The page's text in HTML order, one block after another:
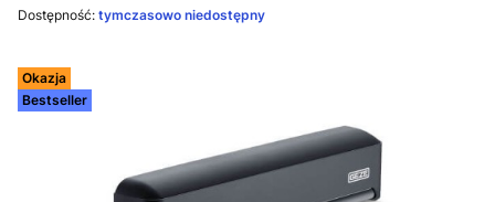
Dostępność: tymczasowo niedostępny
Okazja
Bestseller